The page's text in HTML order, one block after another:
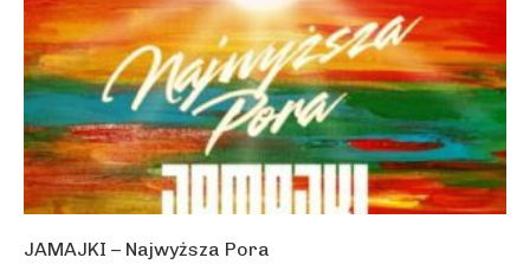
JAMAJKI – Najwyższa Pora